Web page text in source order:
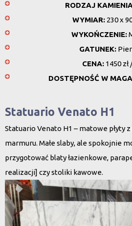
RODZAJ
WYMIAR:230 x
WYKOŃCZENIE:
GATUNEK:
CENA: 1450 zł
DOSTĘPNOŚĆ W
Statuario Venato H1
Statuario Venato H1 – matowe płyty
marmuru. Małe slaby, ale spokojnie
przygotować blaty łazienkowe,
realizacji] czy stoliki kawowe.